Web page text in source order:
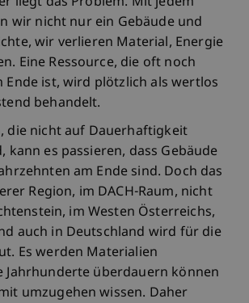
wir nicht nur ein Gebäude und
wir verlieren Material, Energie
Eine Ressource, die oft noch
Ende ist, wird plötzlich als wertlos
behandelt.
die nicht auf Dauerhaftigkeit
kann es passieren, dass Gebäude
am Ende sind. Doch das
Region, im DACH-Raum, nicht
im Westen Österreichs,
auch in Deutschland wird für die
Es werden Materialien
Jahrhunderte überdauern können
umzugehen wissen. Daher